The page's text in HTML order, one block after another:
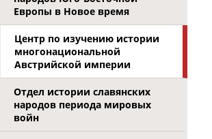
Европы в Новое время
Центр по изучению истории
многонациональной
Австрийской империи
Отдел истории славянских
народов периода мировых
войн